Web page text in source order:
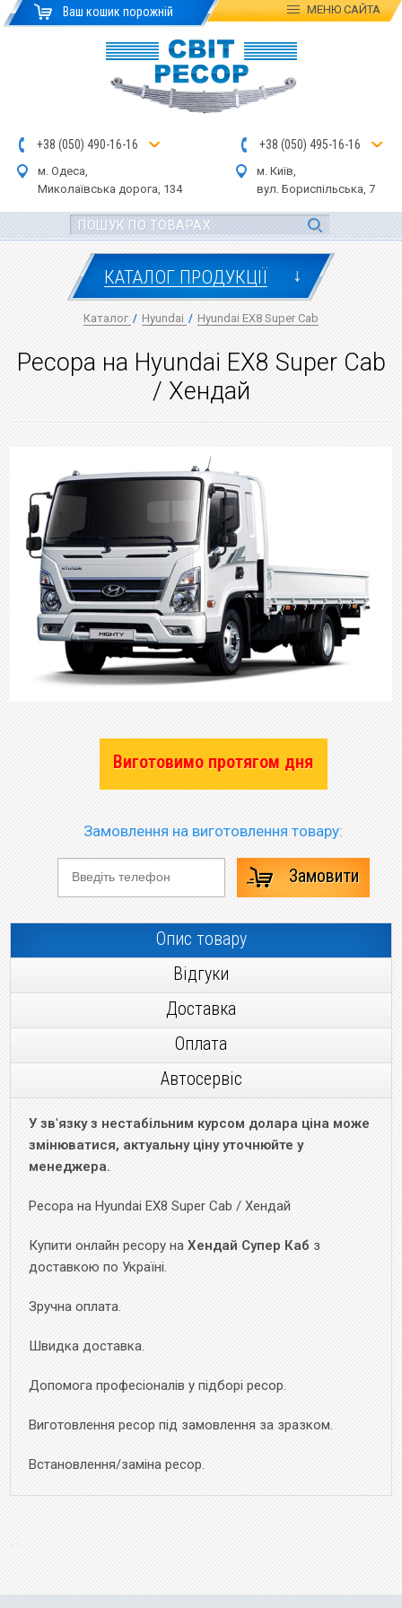
Ваш кошик порожній МЕНЮСАЙТА
+38 (050) 490-16-16
м. Одеса,
Миколаївська дорога, 134
+38 (050) 495-16-16
м. Київ,
вул. Бориспільська, 7
КАТАЛОГ ПРОДУКЦІЇ ↓
Каталог / Hyundai / Hyundai EX8 Super Cab
Ресора на Hyundai EX8 Super Cab
/ Хендай
Виготовимо протягом дня
Замовлення на виготовлення товару:
Замовити
Опис товару
Відгуки
Доставка
Оплата
Автосервіс
У зв'язку з нестабільним курсом долара ціна може
змінюватися, актуальну ціну уточнюйте у
менеджера.
Ресора на Hyundai EX8 Super Cab / Хендай
Купити онлайн ресору на Хендай Супер Каб з
доставкою по Україні.
Зручна оплата.
Швидка доставка.
Допомога професіоналів у підборі ресор.
Виготовлення ресор під замовлення за зразком.
Встановлення/заміна ресор.